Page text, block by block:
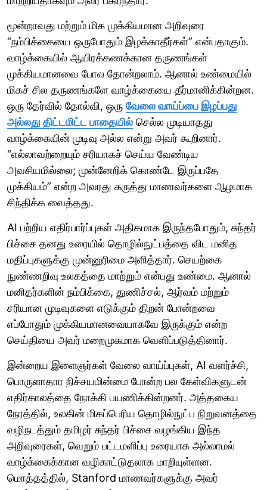
மூன்றாவது மற்றும் மிக முக்கியமான அறிவுரை
“நம்பிக்கையை ஒருபோதும் இழக்காதீர்கள்” என்பதாகும்.
வாழ்க்கையில் ஆயிரக்கணக்கான தருணங்கள்
முக்கியமானவை போல தோன்றலாம். ஆனால் உண்மையில்
மிகச் சில தருணங்களே வாழ்க்கையை தீர்மானிக்கின்றன.
ஒரு தேர்வில் தோல்வி, ஒரு வேலை வாய்ப்பை இழப்பது
அல்லது திட்டமிட்ட பாதையில் செல்ல முடியாதது
வாழ்க்கையின் முடிவு அல்ல என்று அவர் கூறினார்.
“எல்லாவற்றையும் சரியாகச் செய்ய வேண்டிய
அவசியமில்லை; முன்னேறிக் கொண்டே இருப்பதே
முக்கியம்” என்ற அவரது கருத்து மாணவர்களை ஆழமாக
சிந்திக்க வைத்தது.
AI பற்றிய எதிர்பார்ப்புகள் அதிகமாக இருந்தபோதும், சுந்தர்
பிச்சை தனது உரையில் தொழில்நுட்பத்தை விட மனித
மதிப்புகளுக்கு முன்னுரிமை அளித்தார். செயற்கை
நுண்ணறிவு உலகத்தை மாற்றும் என்பது உண்மை. ஆனால்
மனிதர்களின் நம்பிக்கை, துணிச்சல், ஆர்வம் மற்றும்
சரியான முடிவுகளை எடுக்கும் திறன் போன்றவை
எப்போதும் முக்கியமானவையாகவே இருக்கும் என்ற
செய்தியை அவர் மறைமுகமாக வெளிப்படுத்தினார்.
இன்றைய இளைஞர்கள் வேலை வாய்ப்புகள், AI வளர்ச்சி,
பொருளாதார நிச்சயமின்மை போன்ற பல கேள்விகளுடன்
எதிர்காலத்தை நோக்கி பயணிக்கின்றனர். அத்தகைய
நேரத்தில், உலகின் மிகப்பெரிய தொழில்நுட்ப நிறுவனத்தை
வழிநடத்தும் தமிழர் சுந்தர் பிச்சை வழங்கிய இந்த
அறிவுரைகள், வெறும் பட்டமளிப்பு உரையாக அல்லாமல்
வாழ்க்கைக்கான வழிகாட்டுதலாக மாறியுள்ளன.
மொத்தத்தில், Stanford மாணவர்களுக்கு அவர்